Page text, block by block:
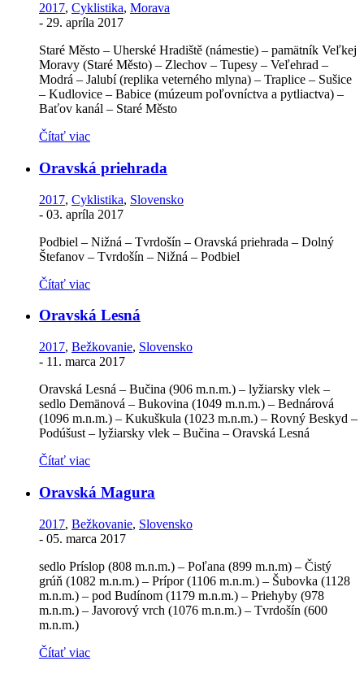
2017, Cyklistika, Morava
- 29. apríla 2017
Staré Město – Uherské Hradiště (námestie) – pamätník Veľkej
Moravy (Staré Město) – Zlechov – Tupesy – Veľehrad –
Modrá – Jalubí (replika veterného mlyna) – Traplice – Sušice
– Kudlovice – Babice (múzeum poľovníctva a pytliactva) –
Baťov kanál – Staré Město
Čítať viac
Oravská priehrada
2017, Cyklistika, Slovensko
- 03. apríla 2017
Podbiel – Nižná – Tvrdošín – Oravská priehrada – Dolný
Štefanov – Tvrdošín – Nižná – Podbiel
Čítať viac
Oravská Lesná
2017, Bežkovanie, Slovensko
- 11. marca 2017
Oravská Lesná – Bučina (906 m.n.m.) – lyžiarsky vlek –
sedlo Demänová – Bukovina (1049 m.n.m.) – Bednárová
(1096 m.n.m.) – Kukuškula (1023 m.n.m.) – Rovný Beskyd –
Podúšust – lyžiarsky vlek – Bučina – Oravská Lesná
Čítať viac
Oravská Magura
2017, Bežkovanie, Slovensko
- 05. marca 2017
sedlo Príslop (808 m.n.m.) – Poľana (899 m.n.m) – Čistý
grúň (1082 m.n.m.) – Prípor (1106 m.n.m.) – Šubovka (1128
m.n.m.) – pod Budínom (1179 m.n.m.) – Priehyby (978
m.n.m.) – Javorový vrch (1076 m.n.m.) – Tvrdošín (600
m.n.m.)
Čítať viac